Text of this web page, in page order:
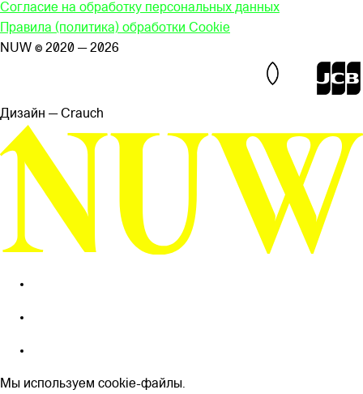
Согласие на обработку персональных данных
Правила (политика) обработки Cookie
NUW © 2020 — 2026
Дизайн — Сrauch
Мы используем cookie-файлы.